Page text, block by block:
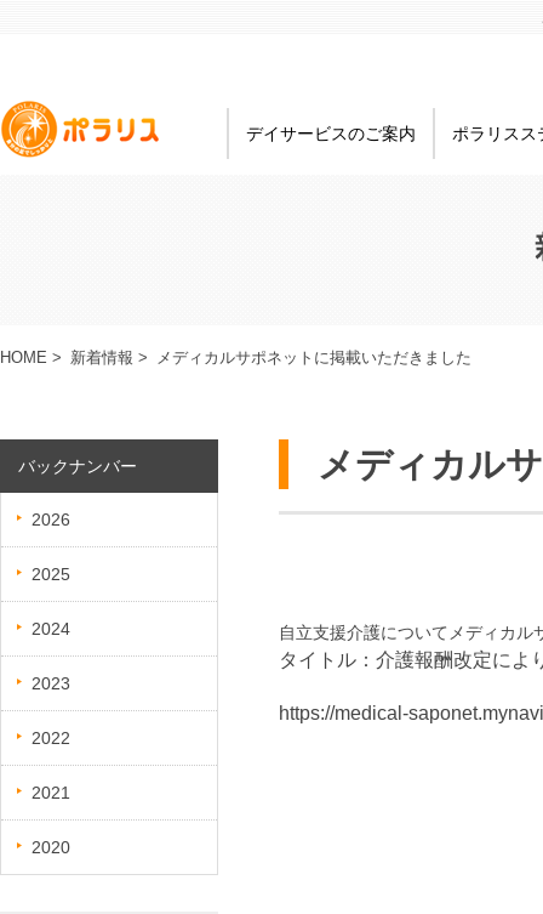
デイサービスのご案内 ポラリスス
HOME > 新着情報 > メディカルサポネットに掲載いただきました
メディカル
自立支援介護についてメディカ
タイトル：介護報酬改定によ
https://medical-
バックナンバー
2026
2025
2024
2023
2022
2021
2020